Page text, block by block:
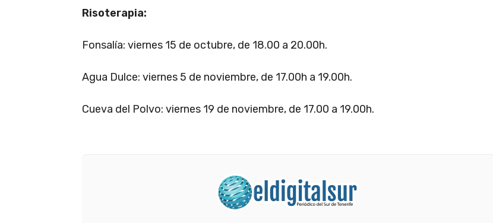
Risoterapia:
Fonsalía: viernes 15 de octubre, de 18.00 a 20.00h.
Agua Dulce: viernes 5 de noviembre, de 17.00h a 19.00h.
Cueva del Polvo: viernes 19 de noviembre, de 17.00 a 19.00h.